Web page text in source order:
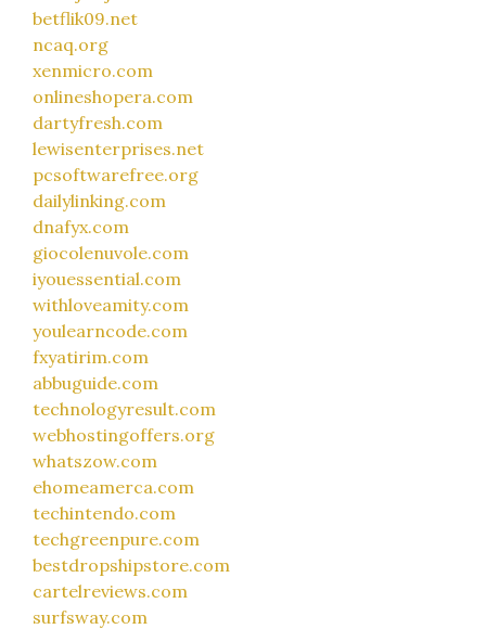
betflik09.net
ncaq.org
xenmicro.com
onlineshopera.com
dartyfresh.com
lewisenterprises.net
pcsoftwarefree.org
dailylinking.com
dnafyx.com
giocolenuvole.com
iyouessential.com
withloveamity.com
youlearncode.com
fxyatirim.com
abbuguide.com
technologyresult.com
webhostingoffers.org
whatszow.com
ehomeamerca.com
techintendo.com
techgreenpure.com
bestdropshipstore.com
cartelreviews.com
surfsway.com